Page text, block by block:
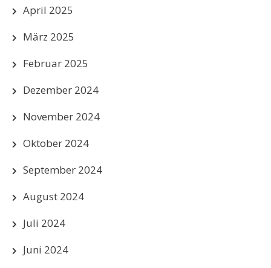
April 2025
März 2025
Februar 2025
Dezember 2024
November 2024
Oktober 2024
September 2024
August 2024
Juli 2024
Juni 2024